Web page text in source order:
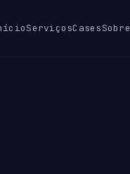
ServiçosCasesSobre